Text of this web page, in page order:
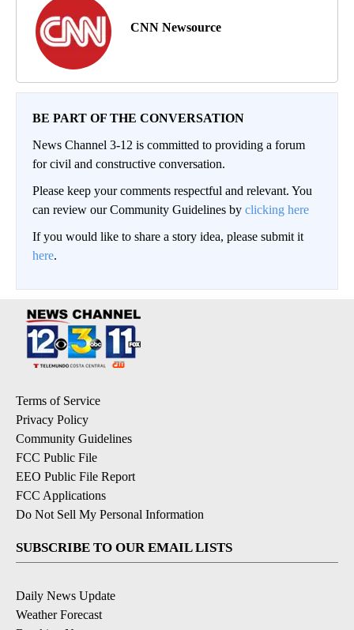
CNN Newsource
BE PART OF THE CONVERSATION
News Channel 3-12 is committed to providing a forum
for civil and constructive conversation.
Please keep your comments respectful and relevant. You
can review our Community Guidelines by clicking here
If you would like to share a story idea, please submit it
here.
Terms of Service
Privacy Policy
Community Guidelines
FCC Public File
EEO Public File Report
FCC Applications
Do Not Sell My Personal Information
SUBSCRIBE TO OUR EMAIL LISTS
Daily News Update
Weather Forecast